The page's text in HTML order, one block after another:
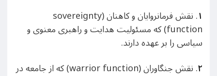
۱
. نقش فرمانروایان و کاهنان (sovereignty
function) که مسئولیت هدایت و راهبری معنوی و
سیاسی را بر عهده دارند.
۲
. نقش جنگاوران (warrior function) که از جامعه در